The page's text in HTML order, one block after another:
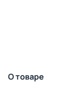
О товаре